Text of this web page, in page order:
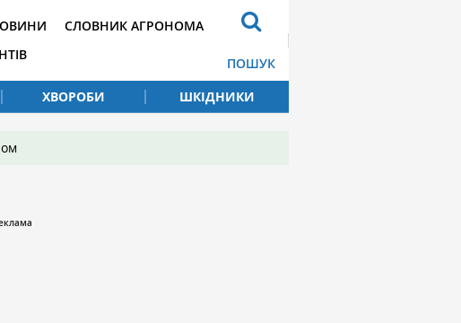
СЛОВНИК АГРОНОМА
ПОШУК
ХВОРОБИ ШКІДНИКИ